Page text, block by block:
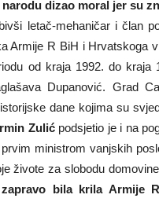
dizao moral jer su
letač-mehaničar i član
Armije R BiH i Hrvatskoga
od kraja 1992. do
Dupanović. Grad
dane kojima su
Zulićpodsjetio je i na
ministrom vanjskih
živote za slobodu
bila krila Armije